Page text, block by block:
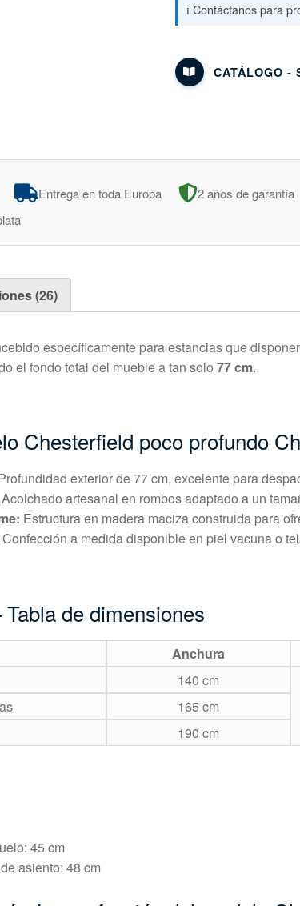
ℹ️ Contáctanos para
CATÁLOGO -
Entrega en toda Europa 2 años de garantía
(26)
específicamente para estancias que
el fondo total del mueble a tan solo77 cm.
Chesterfield poco profundo
exterior de 77 cm, excelente para
Acolchado artesanal en rombos adaptado a un
Estructura en madera maciza construida para
Confección a medida disponible en piel vacuna o
de dimensiones
Anchura
140 cm
165 cm
190 cm
45 cm
asiento: 48 cm